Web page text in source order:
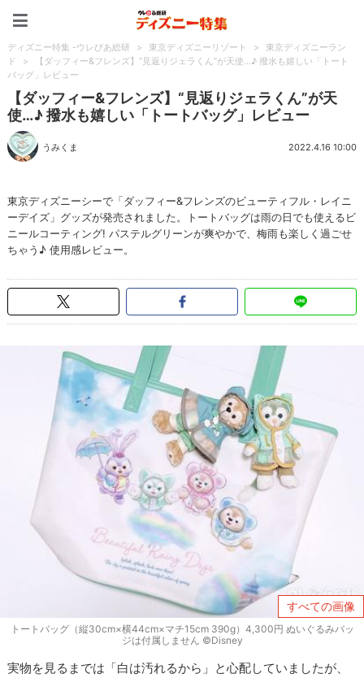
ディズニー特集 -ウレぴあ総研 > 東京ディズニーリゾート >
東京ディズニーラン
ド
>
【ダッフィー&フレンズ】“見返りジェラくん”が天使…♪ 撥水も嬉しい「トート
バッグ」レビュー
【ダッフィー&フレンズ】“見返りジェラくん”が天
使…♪ 撥水も嬉しい「トートバッグ」レビュー
うみくま 2022.4.16 10:00
東京ディズニーシーで「ダッフィー&フレンズのビューティフル・レイニ
ーデイズ」グッズが発売されました。トートバッグは雨の日でも使えるビ
ニールコーティング! パステルグリーンが爽やかで、梅雨も楽しく過ごせ
ちゃう♪ 使用感レビュー。
すべての画像
トートバッグ（縦30cm×横44cm×マチ15cm 390g）4,300円 ぬいぐるみバッ
ジは付属しません ©Disney
実物を見るまでは「白は汚れるから」と心配していましたが、